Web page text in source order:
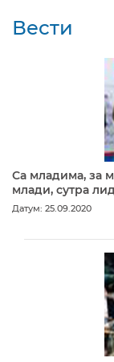
Вести
Са младима, за
млади, сутра
Датум: 25.09.2020